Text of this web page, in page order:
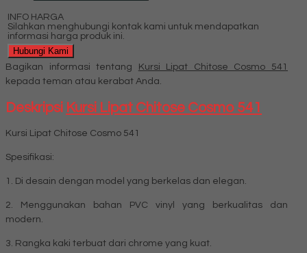
INFO HARGA
Silahkan menghubungi kontak kami untuk mendapatkan
informasi harga produk ini.
Hubungi Kami
Bagikan informasi tentang Kursi Lipat Chitose Cosmo 541
kepada teman atau kerabat Anda.
Deskripsi Kursi Lipat Chitose Cosmo 541
Kursi Lipat Chitose Cosmo 541
Spesifikasi:
1. Di desain dengan model yang berkelas dan elegan.
2. Menggunakan bahan PVC vinyl yang berkualitas dan
modern.
3. Rangka kaki terbuat dari chrome yang kuat.